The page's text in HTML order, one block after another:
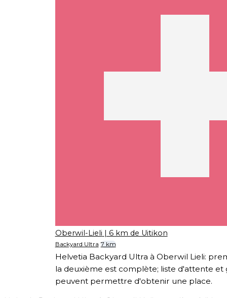
Oberwil-Lieli | 6 km de Uitikon
Backyard Ultra 7 km
Helvetia Backyard Ultra à Oberwil Lieli:
la deuxième est complète; liste d'attente
peuvent permettre d'obtenir une place.